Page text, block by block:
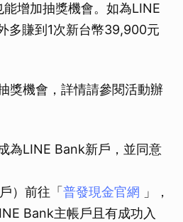
增加抽獎機會。如為LINE
多賺到1次新台幣39,900元
獎機會，詳情請參閱活動辦
為LINE Bank新戶，並同意
）前往「 普發現金官網 」，
Bank主帳戶且有成功入